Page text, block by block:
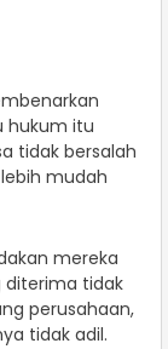
hukum itu
tidak bersalah
mudah
mereka
diterima tidak
perusahaan,
tidak adil.